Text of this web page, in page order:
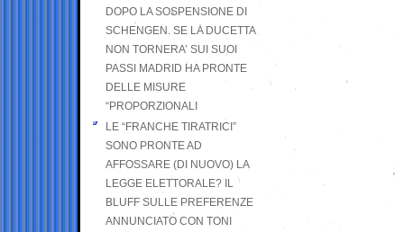
DOPO LA SOSPENSIONE DI
SCHENGEN. SE LA DUCETTA
NON TORNERA’ SUI SUOI
PASSI MADRID HA PRONTE
DELLE MISURE
“PROPORZIONALI
LE “FRANCHE TIRATRICI”
SONO PRONTE AD
AFFOSSARE (DI NUOVO) LA
LEGGE ELETTORALE? IL
BLUFF SULLE PREFERENZE
ANNUNCIATO CON TONI